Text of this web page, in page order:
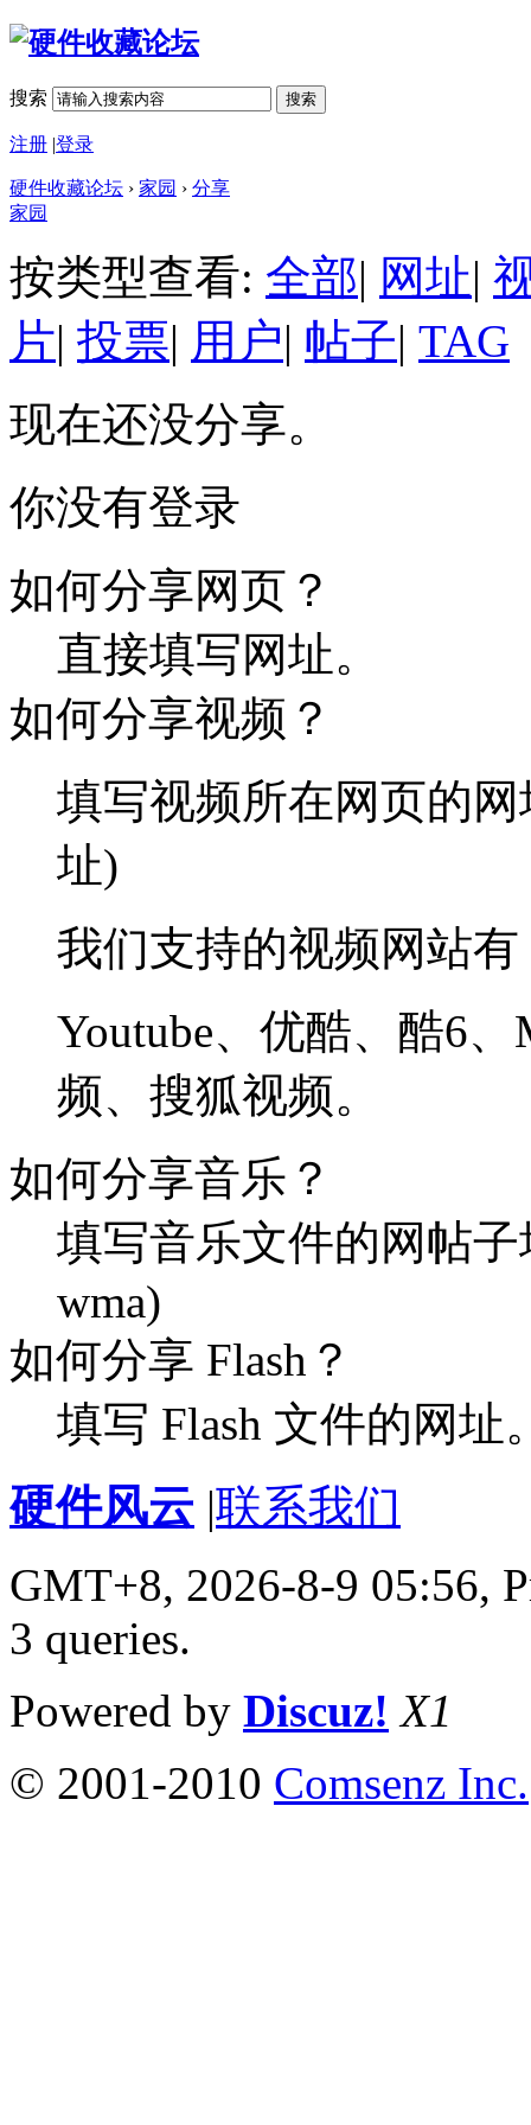
搜索 搜索
注册 |登录
硬件收藏论坛 › 家园 › 分享
家园
按类型查看: 全部| 网址|
片| 投票| 用户| 帖子| TAG
现在还没分享。
你没有登录
如何分享网页？
直接填写网址。
如何分享视频？
填写视频所在网页的
址)
我们支持的视频网站有
Youtube、优酷、酷6
频、搜狐视频。
如何分享音乐？
填写音乐文件的网帖
wma)
如何分享 Flash？
填写 Flash 文件的网址
硬件风云 |联系我们
GMT+8, 2026-8-9 05:56,
3 queries.
Powered by Discuz! X1
© 2001-2010 Comsenz Inc.